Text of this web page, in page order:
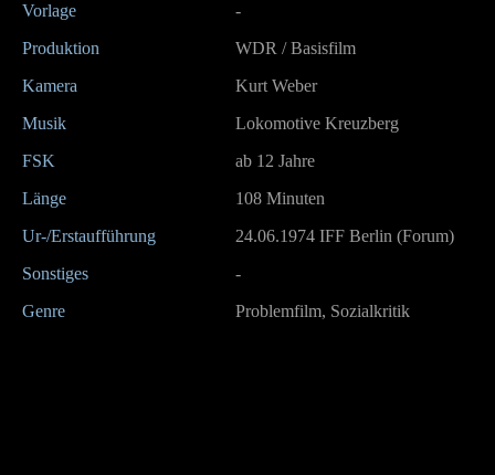
Vorlage
-
Produktion
WDR / Basisfilm
Kamera
Kurt Weber
Musik
Lokomotive Kreuzberg
FSK
ab 12 Jahre
Länge
108 Minuten
Ur-/Erstaufführung
24.06.1974 IFF Berlin (Forum)
Sonstiges
-
Genre
Problemfilm, Sozialkritik